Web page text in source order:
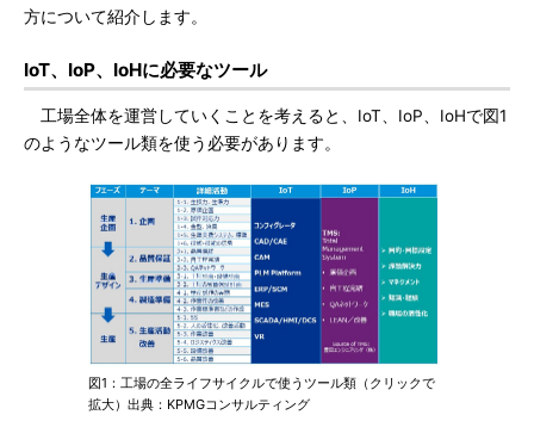
方について紹介します。
IoT、IoP、IoHに必要なツール
工場全体を運営していくことを考えると、IoT、IoP、IoHで図1
のようなツール類を使う必要があります。
図1：工場の全ライフサイクルで使うツール類（クリックで
拡大）出典：KPMGコンサルティング